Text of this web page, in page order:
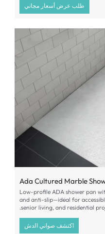
طلب عرض أسعار مجاني
Ada Cultured Marble
Low-profile ADA shower pan
and anti-slip—ideal for
senior living and residential
اكتشف صواني الدش